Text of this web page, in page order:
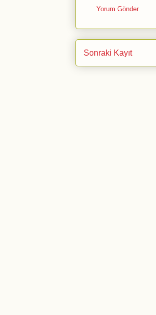
Yorum Gönder
Sonraki Kayıt